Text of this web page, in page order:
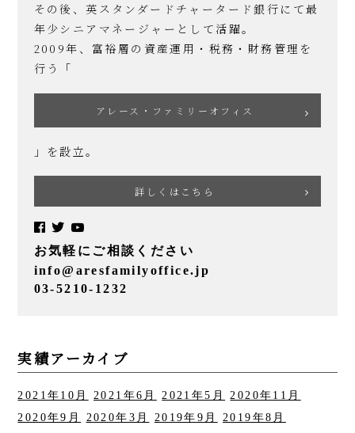
その後、英スタンダードチャータード銀行にて最
年少シニアマネージャーとして活躍。
2009年、富裕層の資産運用・税務・財務管理を
行う「
アレース・ファミリーオフィス
」を設立。
詳しくはこちら
お気軽にご相談ください
info@aresfamilyoffice.jp
03-5210-1232
実績アーカイブ
2021年10月 2021年6月 2021年5月
2020年11月
2020年9月
2020年3月 2019年9月
2019年8月